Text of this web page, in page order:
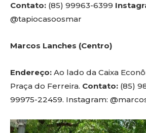
Contato: (85) 99963-6399
@tapiocasoosmar
Marcos Lanches (Centro)
Endereço: Ao lado da Caixa
Praça do Ferreira. Contato: (85)
99975-22459. Instagram: